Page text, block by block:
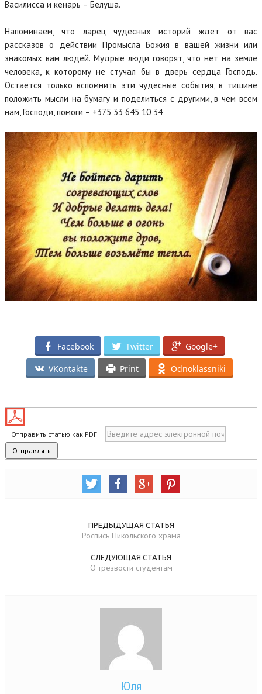
Василисса и кенарь – Белуша.
Напоминаем, что ларец чудесных историй ждет от вас
рассказов о действии Промысла Божия в вашей жизни или
знакомых вам людей. Мудрые люди говорят, что нет на земле
человека, к которому не стучал бы в дверь сердца Господь.
Остается только вспомнить эти чудесные события, в тишине
положить мысли на бумагу и поделиться с другими, в чем всем
нам, Господи, помоги – +375 33 645 10 34
Facebook Twitter
Google+
VKontakte
Print Odnoklassniki
Отправить статью как PDF
ПРЕДЫДУЩАЯ СТАТЬЯ
Роспись Никольского храма
СЛЕДУЮЩАЯ СТАТЬЯ
О трезвости студентам
Юля